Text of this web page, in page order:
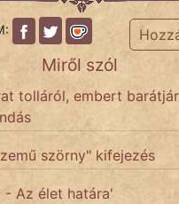
Miről szól
tolláról, embert
szörny" kifejezés
- Az élet határa'